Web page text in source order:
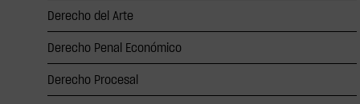
Derecho del Arte
Derecho Penal Económico
Derecho Procesal